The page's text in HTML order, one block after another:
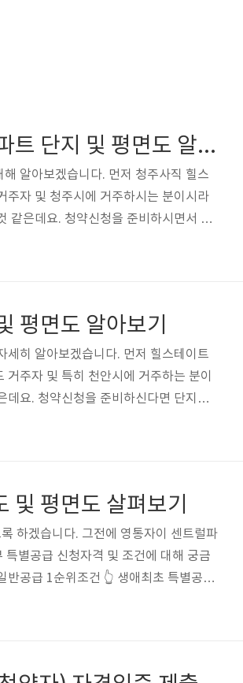
힐스테이트 어울림 청주사직 아파트 단지 및 평면도 알아보기
알아보겠습니다. 먼저 청주사직 힐스
주자 및 청주시에 거주하시는 분이시라
같은데요. 청약신청을 준비하시면서 중
. 아래 단지배치도는 수요자의 이해를
이 되겠습니..
평면도 알아보기
세히 알아보겠습니다. 먼저 힐스테이트
주자 및 특히 천안시에 거주하는 분이
데요. 청약신청을 준비하신다면 단지배
아래 단지배치도는 수요자의 이해를 돕
청약 당첨률을..
및 평면도 살펴보기
하겠습니다. 그전에 영통자이 센트럴파
별공급 신청자격 및 조건에 대해 궁금
공급 1순위조건 👆 생애최초 특별공급
단지배치도 영통자이 센트럴파크 단지